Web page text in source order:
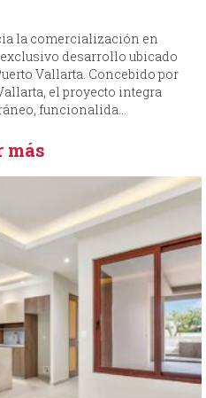
la comercialización en
exclusivo desarrollo ubicado
Vallarta. Concebido por
el proyecto integra
funcionalida...
más